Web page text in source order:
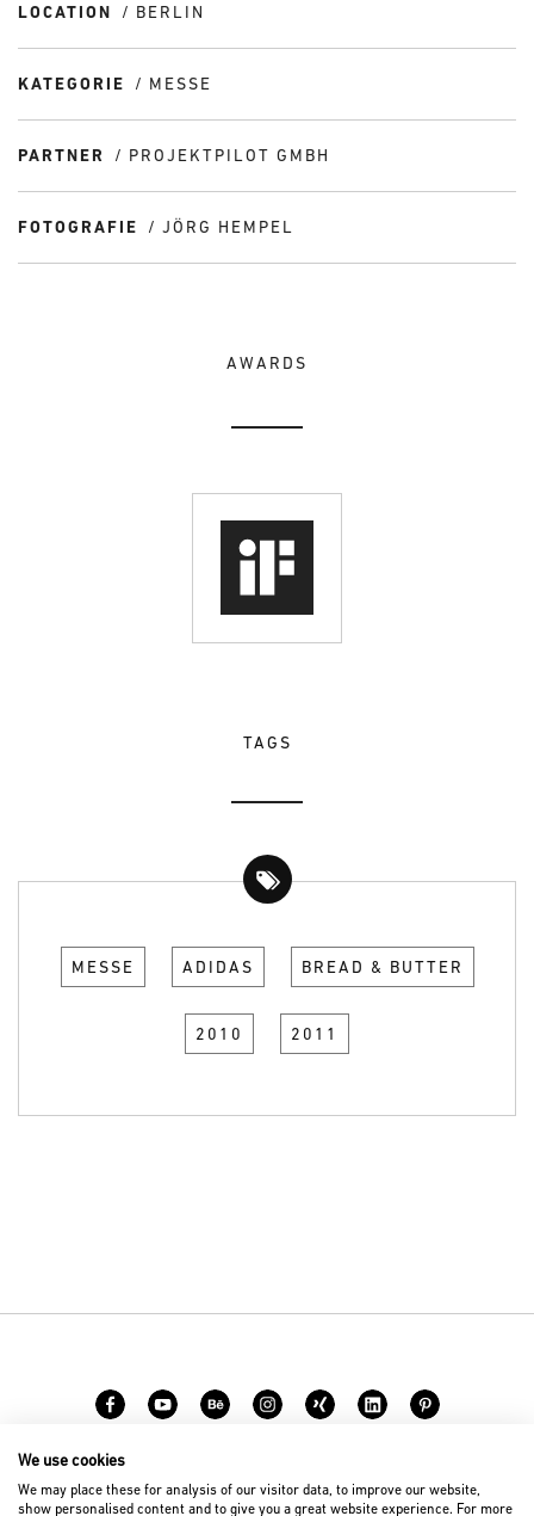
LOCATION BERLIN
KATEGORIE MESSE
PARTNER PROJEKTPILOT GMBH
FOTOGRAFIE JÖRG HEMPEL
AWARDS
TAGS
MESSE ADIDAS BREAD & BUTTER
2010 2011
We use cookies
We may place these for analysis of our visitor data, to improve our website,
show personalised content and to give you a great website experience. For more